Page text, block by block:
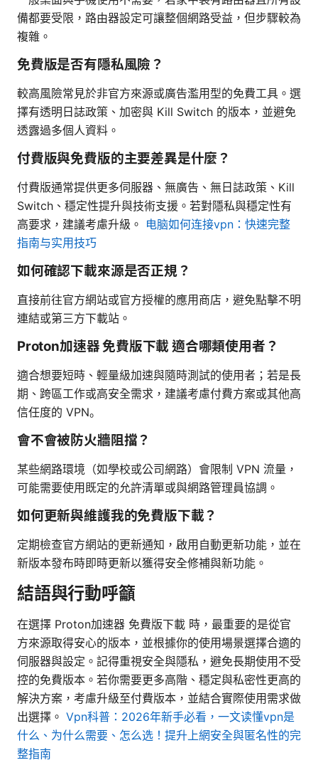
備都要受限，路由器設定可讓整個網路受益，但步驟較為
複雜。
免費版是否有隱私風險？
較高風險常見於非官方來源或廣告濫用型的免費工具。選
擇有透明日誌政策、加密與 Kill Switch 的版本，並避免
透露過多個人資料。
付費版與免費版的主要差異是什麼？
付費版通常提供更多伺服器、無廣告、無日誌政策、Kill
Switch、穩定性提升與技術支援。若對隱私與穩定性有
高要求，建議考慮升級。 电脑如何连接vpn：快速完整
指南与实用技巧
如何確認下載來源是否正規？
直接前往官方網站或官方授權的應用商店，避免點擊不明
連結或第三方下載站。
Proton加速器 免費版下載 適合哪類使用者？
適合想要短時、輕量級加速與隨時測試的使用者；若是長
期、跨區工作或高安全需求，建議考慮付費方案或其他高
信任度的 VPN。
會不會被防火牆阻擋？
某些網路環境（如學校或公司網路）會限制 VPN 流量，
可能需要使用既定的允許清單或與網路管理員協調。
如何更新與維護我的免費版下載？
定期檢查官方網站的更新通知，啟用自動更新功能，並在
新版本發布時即時更新以獲得安全修補與新功能。
結語與行動呼籲
在選擇 Proton加速器 免費版下載 時，最重要的是從官
方來源取得安心的版本，並根據你的使用場景選擇合適的
伺服器與設定。記得重視安全與隱私，避免長期使用不受
控的免費版本。若你需要更多高階、穩定與私密性更高的
解決方案，考慮升級至付費版本，並結合實際使用需求做
出選擇。 Vpn科普：2026年新手必看，一文读懂vpn是
什么、为什么需要、怎么选！提升上網安全與匿名性的完
整指南